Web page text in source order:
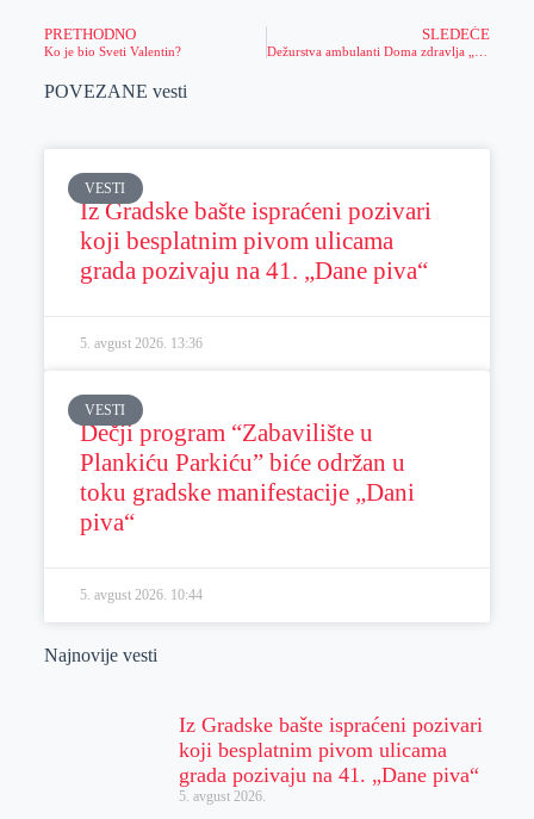
PRETHODNO
Ko je bio Sveti Valentin?
SLEDEĆE
POVEZANE vesti
VESTI
Iz Gradske bašte ispraćeni pozivari
koji besplatnim pivom ulicama
grada pozivaju na 41. „Dane piva“
5. avgust 2026. 13:36
VESTI
Dečji program “Zabavilište u
Plankiću Parkiću” biće održan u
toku gradske manifestacije „Dani
piva“
5. avgust 2026. 10:44
Najnovije vesti
Iz Gradske bašte ispraćeni pozivari
koji besplatnim pivom ulicama
grada pozivaju na 41. „Dane piva“
5. avgust 2026.